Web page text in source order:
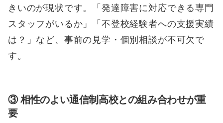
きいのが現状です。「発達障害に対応できる専門
スタッフがいるか」「不登校経験者への支援実績
は？」など、事前の見学・個別相談が不可欠で
す。
③ 相性のよい通信制高校との組み合わせが重
要